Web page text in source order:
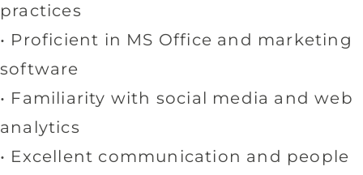
practices
• Proficient in MS Office and marketing
software
• Familiarity with social media and web
analytics
• Excellent communication and people